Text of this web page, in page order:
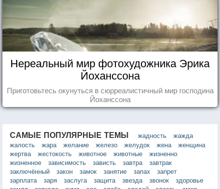
Нереальный мир фотохудожника Эрика
Йоханссона
Приготовьтесь окунуться в сюрреалистичный мир господина
Йоханссона
САМЫЕ ПОПУЛЯРНЫЕ ТЕМЫ жадность
жажда
жалость
жара желание железо желудок жена
женщина
жертва
жестокость животное животные
жизненно
жизненное
зависимость зависть завтра
завтрак
заключённый
закон замок занятие запах
запрет
зарплата
заря заслуга защита звезда звонок
здоровье